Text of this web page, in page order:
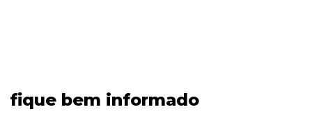
fique bem informado